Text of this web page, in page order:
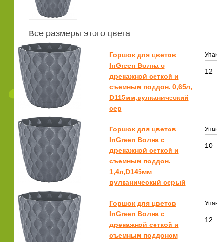
Все размеры этого цвета
Горшок для цветов
InGreen Волна с
дренажной сеткой и
съемным поддон. 0,65л,
D115мм,вулканический
сер
12
Горшок для цветов
InGreen Волна с
дренажной сеткой и
съемным поддон.
1,4л,D145мм
вулканический серый
10
Горшок для цветов
InGreen Волна с
дренажной сеткой и
съемным поддоном
12